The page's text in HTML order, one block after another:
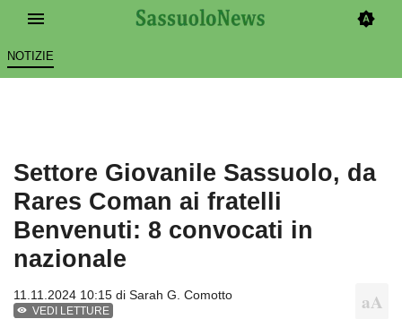
NOTIZIE
Settore Giovanile Sassuolo, da
Rares Coman ai fratelli
Benvenuti: 8 convocati in
nazionale
11.11.2024 10:15 di Sarah G. Comotto
VEDI LETTURE